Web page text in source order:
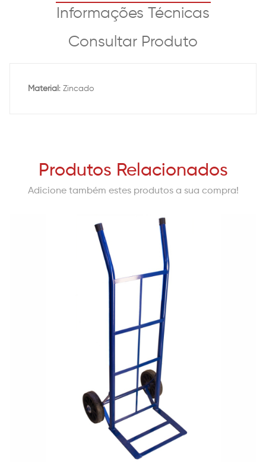
Informações Técnicas
Consultar Produto
Material : Zincado
Produtos Relacionados
Adicione também estes produtos a sua compra!